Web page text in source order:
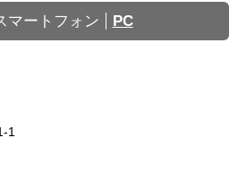
マートフォン PC
1